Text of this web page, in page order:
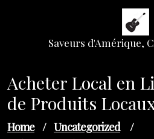
Saveurs d'Amérique,
Acheter Local en
de Produits
Home / Uncategorized /